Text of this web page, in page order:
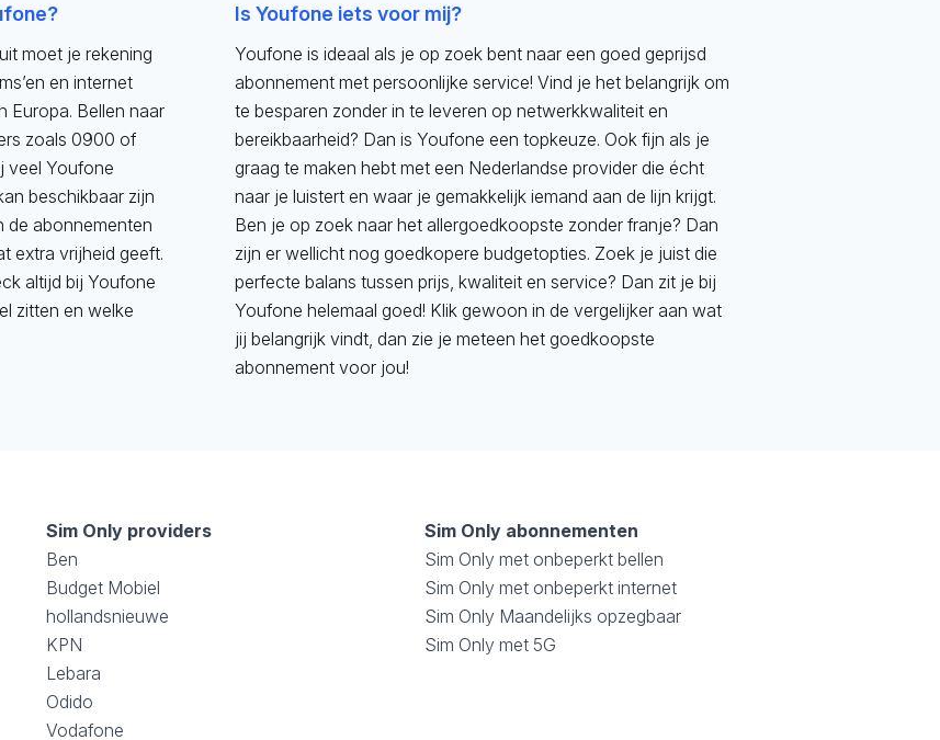
moet je rekening
en internet
Europa. Bellen naar
zoals 0900 of
veel Youfone
beschikbaar zijn
de abonnementen
extra vrijheid geeft.
altijd bij Youfone
zitten en welke
Is Youfone iets voor mij?
Youfone is ideaal als je op zoek bent naar een goed geprijsd
abonnement met persoonlijke service! Vind je het belangrijk om
te besparen zonder in te leveren op netwerkkwaliteit en
bereikbaarheid? Dan is Youfone een topkeuze. Ook fijn als je
graag te maken hebt met een Nederlandse provider die écht
naar je luistert en waar je gemakkelijk iemand aan de lijn krijgt.
Ben je op zoek naar het allergoedkoopste zonder franje? Dan
zijn er wellicht nog goedkopere budgetopties. Zoek je juist die
perfecte balans tussen prijs, kwaliteit en service? Dan zit je bij
Youfone helemaal goed! Klik gewoon in de vergelijker aan wat
jij belangrijk vindt, dan zie je meteen het goedkoopste
abonnement voor jou!
Sim Only providers
Ben
Budget Mobiel
hollandsnieuwe
KPN
Lebara
Odido
Vodafone
Sim Only abonnementen
Sim Only met onbeperkt bellen
Sim Only met onbeperkt internet
Sim Only Maandelijks opzegbaar
Sim Only met 5G